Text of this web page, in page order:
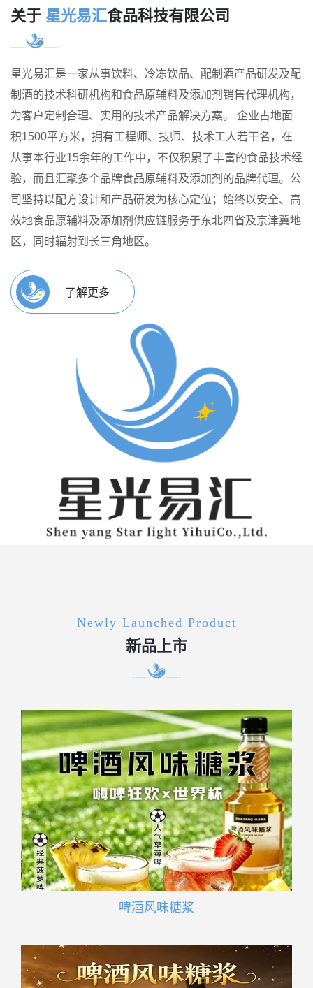
关于 星光易汇食品科技有限公司
星光易汇是一家从事饮料、冷冻饮品、配制酒产品研发及配
制酒的技术科研机构和食品原辅料及添加剂销售代理机构，
为客户定制合理、实用的技术产品解决方案。 企业占地面
积1500平方米，拥有工程师、技师、技术工人若干名，在
从事本行业15余年的工作中，不仅积累了丰富的食品技术经
验，而且汇聚多个品牌食品原辅料及添加剂的品牌代理。公
司坚持以配方设计和产品研发为核心定位；始终以安全、高
效地食品原辅料及添加剂供应链服务于东北四省及京津冀地
区，同时辐射到长三角地区。
了解更多
Newly Launched Product
新品上市
啤酒风味糖浆